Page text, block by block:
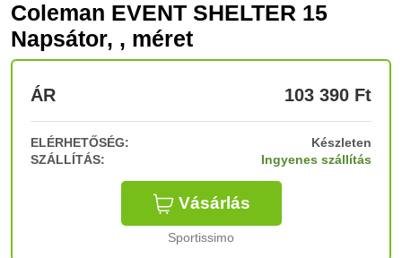
Coleman EVENT SHELTER 15
Napsátor, , méret
ÁR 103 390 Ft
ELÉRHETŐSÉG:
Készleten
SZÁLLÍTÁS:
Ingyenes szállítás
Vásárlás
Sportissimo